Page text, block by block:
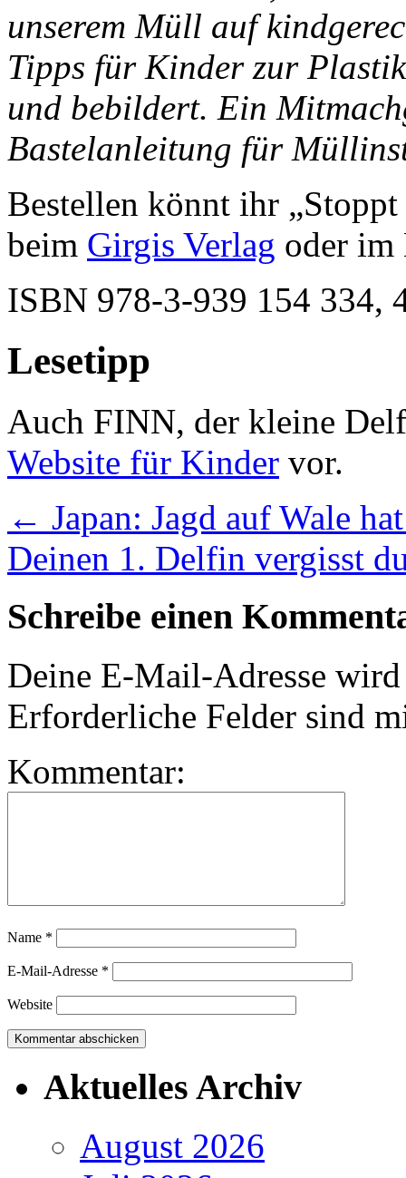
unserem Müll auf
Tipps für Kinder zur
und bebildert. Ein
Bastelanleitung für
Bestellen könnt ihr
beim Girgis Verlag oder im
ISBN 978-3-939 154 334,
Lesetipp
Auch FINN, der kleine
Website für Kinder vor.
← Japan: Jagd auf Wale
Deinen 1. Delfin vergisst
Schreibe einen
Deine E-Mail-Adresse
Erforderliche Felder sind
Kommentar:
Name *
E-Mail-Adresse *
Website
Aktuelles Archiv
August 2026